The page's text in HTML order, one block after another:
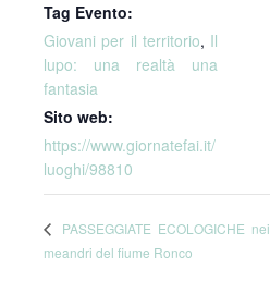
Tag Evento:
Giovani per il territorio, Il
lupo: una realtà una
fantasia
Sito web:
https://www.giornatefai.it/
luoghi/98810
PASSEGGIATE ECOLOGICHE nei
meandri del fiume Ronco